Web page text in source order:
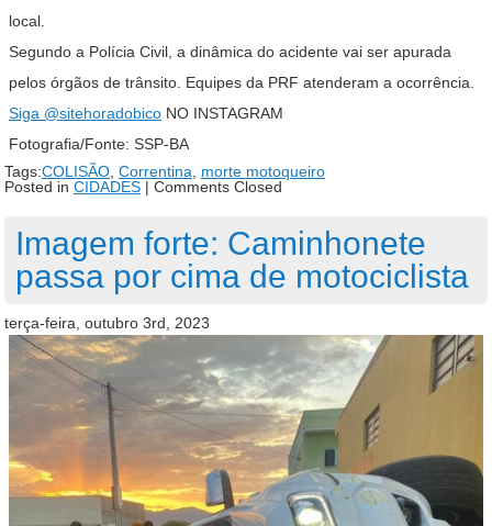
local.
Segundo a Polícia Civil, a dinâmica do acidente vai ser apurada
pelos órgãos de trânsito. Equipes da PRF atenderam a ocorrência.
Siga @sitehoradobico NO INSTAGRAM
Fotografia/Fonte: SSP-BA
Tags:COLISÃO Correntina
morte motoqueiro
Posted in CIDADES | Comments Closed
Imagem forte: Caminhonete
passa por cima de motociclista
terça-feira, outubro 3rd, 2023